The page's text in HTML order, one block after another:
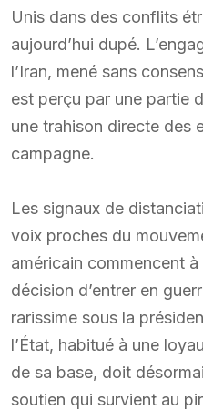
Unis dans des conflits
aujourd’hui dupé.
l’Iran, mené sans
est perçu par une partie
une trahison directe des
campagne.
Les signaux de
voix proches du
américain commencent
décision d’entrer en
rarissime sous la
l’État, habitué à une
de sa base, doit
soutien qui survient au